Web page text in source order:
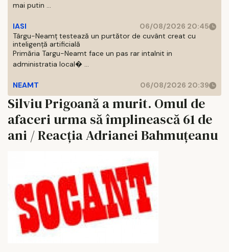
mai putin ...
IASI
06/08/2026 20:45
Târgu-Neamț testează un purtător de cuvânt creat cu
inteligență artificială
Primăria Targu-Neamt face un pas rar intalnit in
administratia local� ...
NEAMT 06/08/2026 20:39
Silviu Prigoană a murit. Omul de
afaceri urma să împlinească 61 de
ani / Reacția Adrianei Bahmuțeanu